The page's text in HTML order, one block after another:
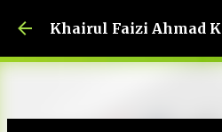
Langkau ke
Khairul Faizi Ahmad